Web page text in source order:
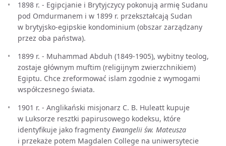
1898 r. - Egipcjanie i Brytyjczycy pokonują armię Sudanu
pod Omdurmanem i w 1899 r. przekształcają Sudan
w brytyjsko-egipskie kondominium (obszar zarządzany
przez oba państwa).
1899 r. - Muhammad Abduh (1849-1905), wybitny teolog,
zostaje głównym muftim (religijnym zwierzchnikiem)
Egiptu. Chce zreformować islam zgodnie z wymogami
współczesnego świata.
1901 r. - Anglikański misjonarz C. B. Huleatt kupuje
w Luksorze resztki papirusowego kodeksu, które
identyfikuje jako fragmenty Ewangelii św. Mateusza
i przekaże potem Magdalen College na uniwersytecie